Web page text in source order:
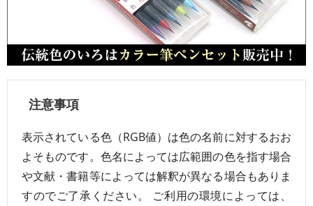
注意事項
表示されている色（RGB値）は色の名前に対するおお
よそものです。色名によっては広範囲の色を指す場合
や文献・書籍等によっては解釈が異なる場合もありま
すのでご了承ください。 ご利用の環境によっては、